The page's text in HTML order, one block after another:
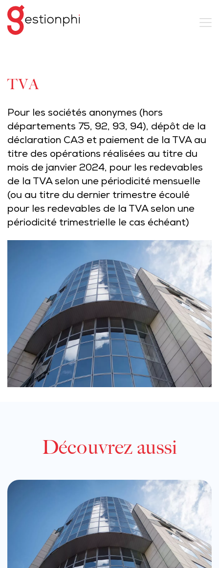
TVA
Pour les sociétés anonymes (hors
départements 75, 92, 93, 94), dépôt de la
déclaration CA3 et paiement de la TVA au
titre des opérations réalisées au titre du
mois de janvier 2024, pour les redevables
de la TVA selon une périodicité mensuelle
(ou au titre du dernier trimestre écoulé
pour les redevables de la TVA selon une
périodicité trimestrielle le cas échéant)
Découvrez aussi